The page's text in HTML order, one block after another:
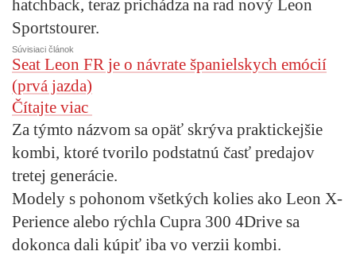
hatchback, teraz prichádza na rad nový Leon
Sportstourer.
Súvisiaci článok
Seat Leon FR je o návrate španielskych emócií
(prvá jazda)
Čítajte viac
Za týmto názvom sa opäť skrýva praktickejšie
kombi, ktoré tvorilo podstatnú časť predajov
tretej generácie.
Modely s pohonom všetkých kolies ako Leon X-
Perience alebo rýchla Cupra 300 4Drive sa
dokonca dali kúpiť iba vo verzii kombi.